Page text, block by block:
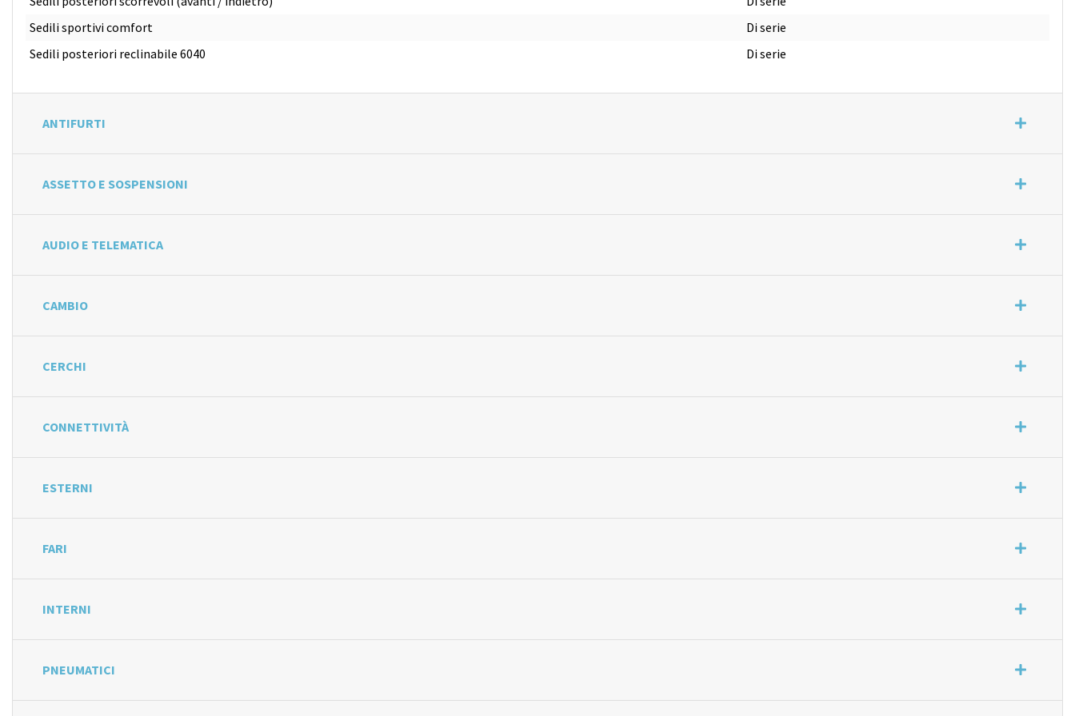
Sedili sportivi comfort
Di serie
Sedili posteriori reclinabile 6040
Di serie
ANTIFURTI
ASSETTO E SOSPENSIONI
AUDIO E TELEMATICA
CAMBIO
CERCHI
CONNETTIVITÀ
ESTERNI
FARI
INTERNI
PNEUMATICI